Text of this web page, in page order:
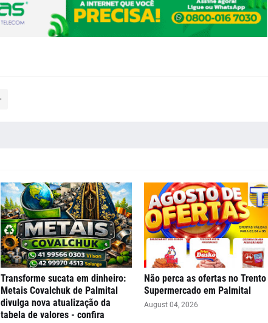
Transforme sucata em dinheiro:
Metais Covalchuk de Palmital
divulga nova atualização da
tabela de valores - confira
Não perca as ofertas no Trento
Supermercado em Palmital
August 04, 2026